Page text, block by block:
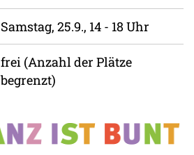
Samstag, 25.9., 14 - 18 Uhr
frei (Anzahl der Plätze
begrenzt)